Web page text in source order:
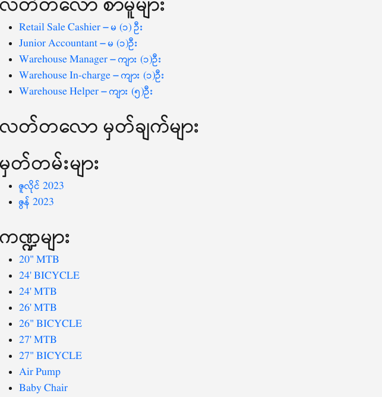
Retail Sale Cashier – မ (၁) ဦး
Junior Accountant – မ (၁)ဦး
Warehouse Manager – ကျား (၁)ဦး
Warehouse In-charge – ကျား (၁)ဦး
Warehouse Helper – ကျား (၅)ဦး
လတ်တ‌လော မှတ်ချက်များ
မှတ်တမ်းများ
ဇူလိုင် 2023
ဇွန် 2023
ကဏ္ဍများ
20" MTB
24' BICYCLE
24' MTB
26' MTB
26" BICYCLE
27' MTB
27" BICYCLE
Air Pump
Baby Chair